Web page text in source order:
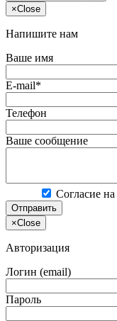
×Close
Напишите нам
Ваше имя
E-mail*
Телефон
Ваше сообщение
Согласие на
Отправить
×Close
Авторизация
Логин (email)
Пароль